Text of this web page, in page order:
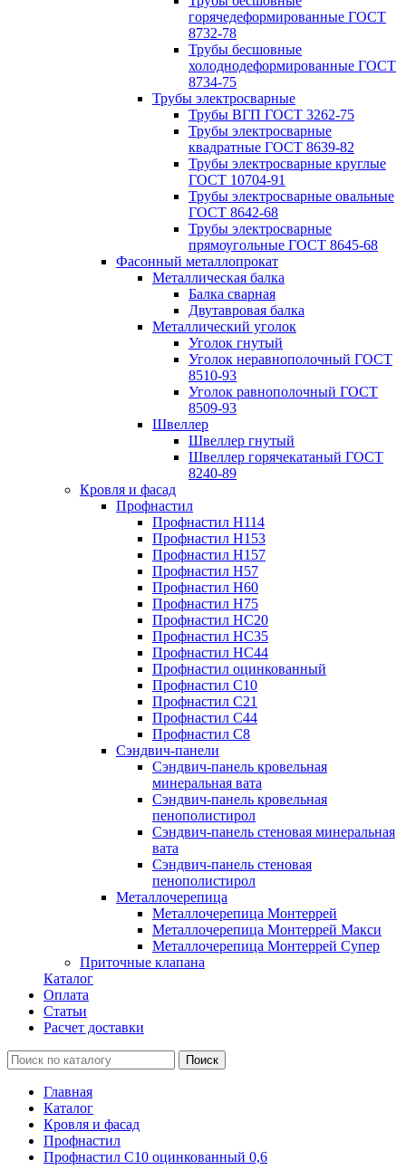
горячедеформированные ГОСТ
8732-78
Трубы бесшовные
холоднодеформированные ГОСТ
8734-75
Трубы электросварные
Трубы ВГП ГОСТ 3262-75
Трубы электросварные
квадратные ГОСТ 8639-82
Трубы электросварные круглые
ГОСТ 10704-91
Трубы электросварные овальные
ГОСТ 8642-68
Трубы электросварные
прямоугольные ГОСТ 8645-68
Фасонный металлопрокат
Металлическая балка
Балка сварная
Двутавровая балка
Металлический уголок
Уголок гнутый
Уголок неравнополочный ГОСТ
8510-93
Уголок равнополочный ГОСТ
8509-93
Швеллер
Швеллер гнутый
Швеллер горячекатаный ГОСТ
8240-89
Кровля и фасад
Профнастил
Профнастил Н114
Профнастил Н153
Профнастил Н157
Профнастил Н57
Профнастил Н60
Профнастил Н75
Профнастил НС20
Профнастил НС35
Профнастил НС44
Профнастил оцинкованный
Профнастил С10
Профнастил С21
Профнастил С44
Профнастил С8
Сэндвич-панели
Сэндвич-панель кровельная
минеральная вата
Сэндвич-панель кровельная
пенополистирол
Сэндвич-панель стеновая минеральная
вата
Сэндвич-панель стеновая
пенополистирол
Металлочерепица
Металлочерепица Монтеррей
Металлочерепица Монтеррей Макси
Металлочерепица Монтеррей Супер
Приточные клапана
Каталог
Оплата
Статьи
Расчет доставки
Главная
Каталог
Кровля и фасад
Профнастил
Профнастил С10 оцинкованный 0,6